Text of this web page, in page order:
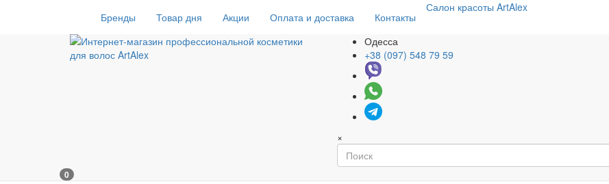
Бренды Товар дня Акции Оплата и доставка Контакты
Салон красоты ArtAlex
Одесса
+38 (097) 548 79 59
×
0